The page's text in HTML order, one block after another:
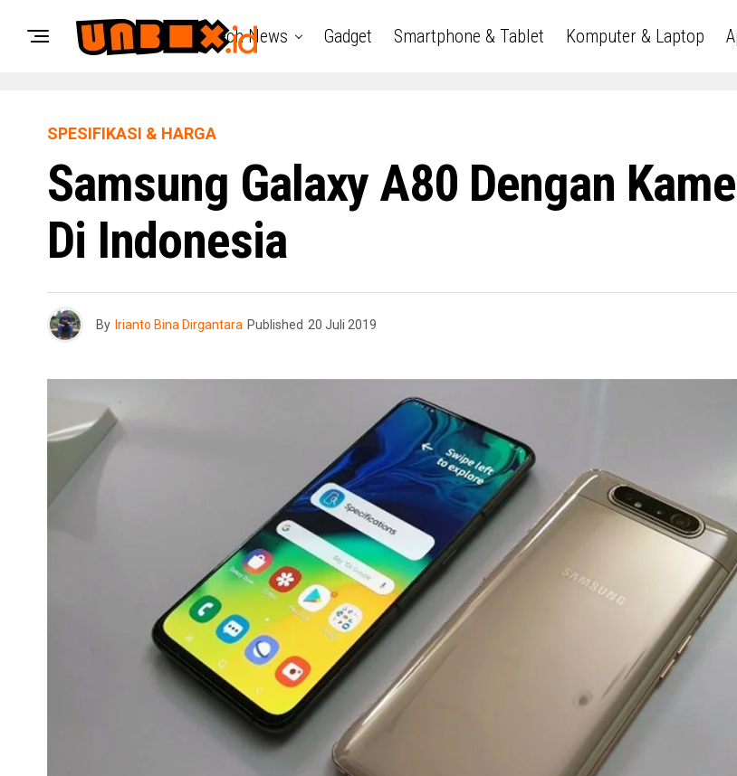
Tech News Gadget Smartphone & Tablet Komputer & Laptop
SPESIFIKASI & HARGA
Samsung Galaxy A80 Dengan
Di Indonesia
By Irianto Bina Dirgantara Published 20 Juli 2019